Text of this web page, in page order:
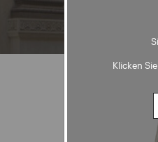
Klicken
Geben Sie